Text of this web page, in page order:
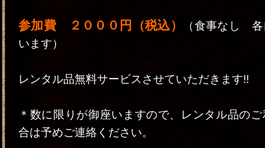
参加費 ２０００円（税込）
（食事なし
います）
レンタル品無料サービスさせていただきます!!
＊数に限りが御座いますので、レンタル品の
合は予めご連絡ください。